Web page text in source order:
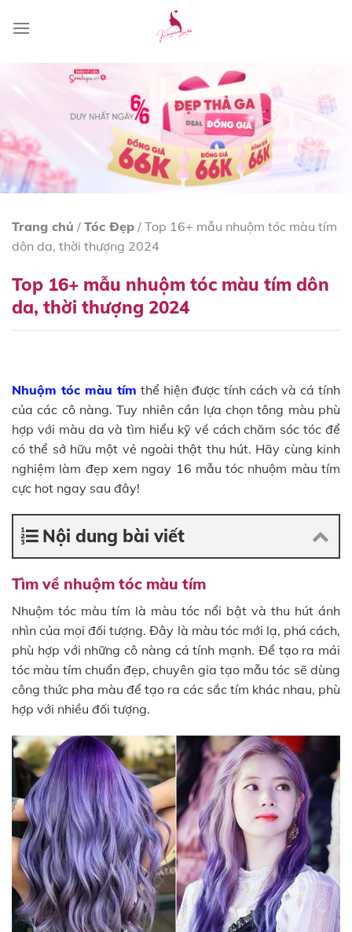
Trang chủ / Tóc Đẹp / Top 16+ mẫu nhuộm tóc màu tím
dôn da, thời thượng 2024
Top 16+ mẫu nhuộm tóc màu tím dôn
da, thời thượng 2024
Nhuộm tóc màu tím thể hiện được tính cách và cá tính
của các cô nàng. Tuy nhiên cần lựa chọn tông màu phù
hợp với màu da và tìm hiểu kỹ về cách chăm sóc tóc để
có thể sở hữu một vẻ ngoài thật thu hút. Hãy cùng kinh
nghiệm làm đẹp xem ngay 16 mẫu tóc nhuộm màu tím
cực hot ngay sau đây!
Nội dung bài viết
Tìm về nhuộm tóc màu tím
Nhuộm tóc màu tím là màu tóc nổi bật và thu hút ánh
nhìn của mọi đối tượng. Đây là màu tóc mới lạ, phá cách,
phù hợp với những cô nàng cá tính mạnh. Để tạo ra mái
tóc màu tím chuẩn đẹp, chuyên gia tạo mẫu tóc sẽ dùng
công thức pha màu để tạo ra các sắc tím khác nhau, phù
hợp với nhiều đối tượng.